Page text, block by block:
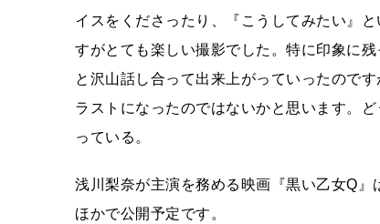
イスをくださったり、『こうしてみたい』
すがとても楽しい撮影でした。特に印象に
と沢山話し合って出来上がっていったので
ラストになったのではないかと思います。
っている。
浅川梨奈が主演を務める映画『黒い乙女Q
ほかで公開予定です。